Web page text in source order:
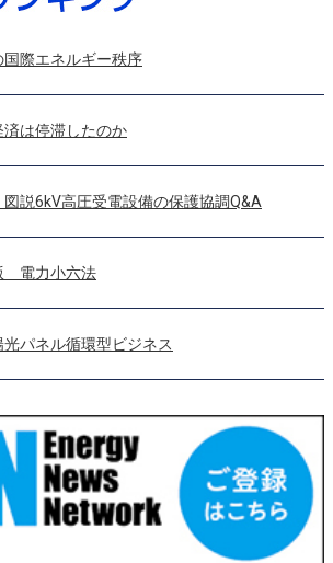
国際エネルギー秩序
済は停滞したのか
説6kV高圧受電設備の保護協調Q&A
電力小六法
パネル循環型ビジネス